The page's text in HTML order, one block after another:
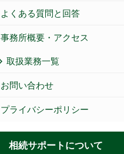
よくある質問と回答
事務所概要・アクセス
取扱業務一覧
お問い合わせ
プライバシーポリシー
相続サポートについて